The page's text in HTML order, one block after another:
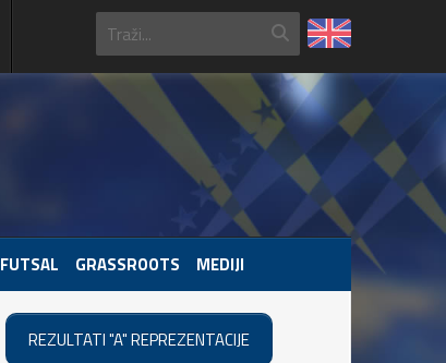
FUTSAL GRASSROOTS MEDIJI
REZULTATI "A" REPREZENTACIJE